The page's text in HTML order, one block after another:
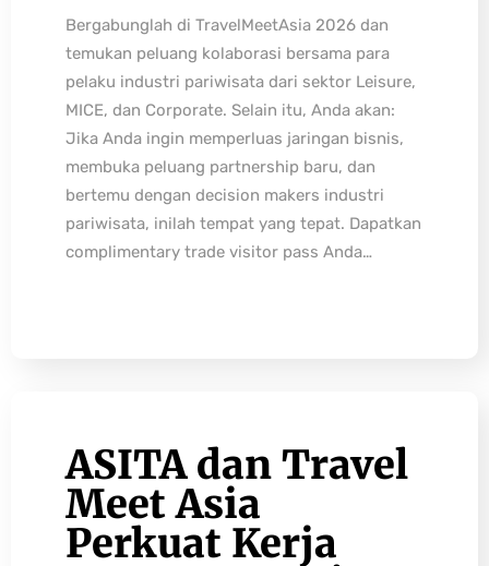
Bergabunglah di TravelMeetAsia 2026 dan
temukan peluang kolaborasi bersama para
pelaku industri pariwisata dari sektor Leisure,
MICE, dan Corporate. Selain itu, Anda akan:
Jika Anda ingin memperluas jaringan bisnis,
membuka peluang partnership baru, dan
bertemu dengan decision makers industri
pariwisata, inilah tempat yang tepat. Dapatkan
complimentary trade visitor pass Anda…
ASITA dan Travel
Meet Asia
Perkuat Kerja